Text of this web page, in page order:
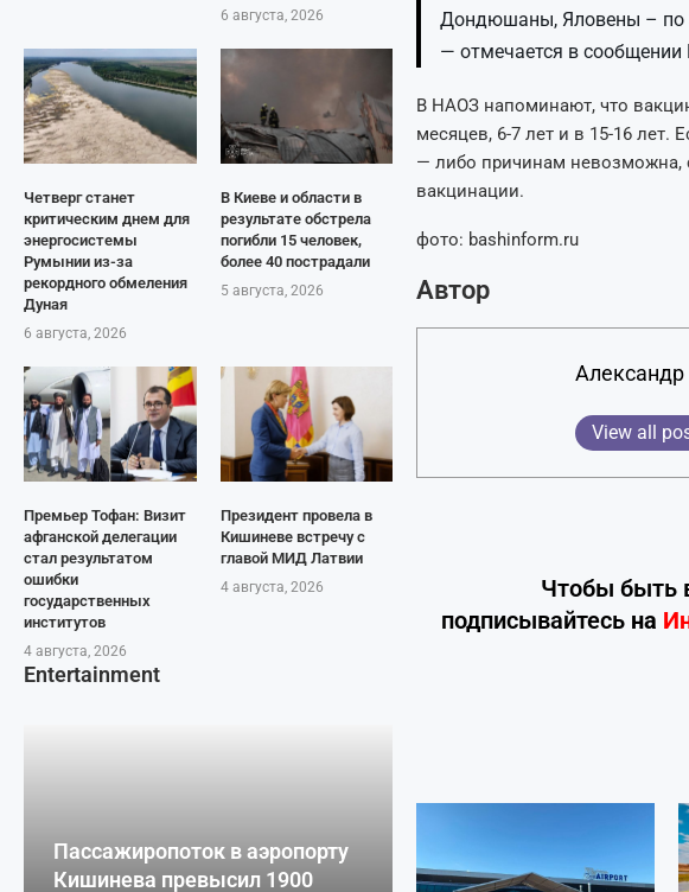
6 августа, 2026
Четверг станет
критическим днем для
энергосистемы
Румынии из-за
рекордного обмеления
Дуная
6 августа, 2026
В Киеве и области в
результате обстрела
погибли 15 человек,
более 40 пострадали
5 августа, 2026
Премьер Тофан: Визит
афганской делегации
стал результатом
ошибки
государственных
институтов
4 августа, 2026
Президент провела в
Кишиневе встречу с
главой МИД Латвии
4 августа, 2026
Entertainment
Пассажиропоток в аэропорту
Кишинева превысил 1900
Дондюшаны, Яловены – по
— отмечается в
В НАОЗ напоминают, что
месяцев, 6-7 лет и в 15-16 лет.
— либо причинам невозможна,
вакцинации.
фото: bashinform.ru
Автор
View all
Чтобы быть
подписывайтесь на